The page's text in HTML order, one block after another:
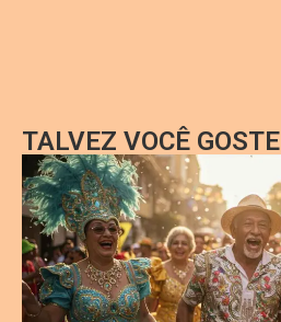
TALVEZ VOCÊ GOSTE